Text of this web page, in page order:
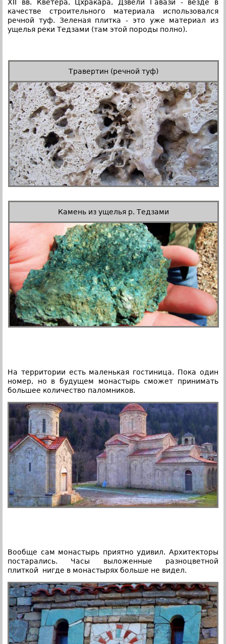
XII вв. Кветера, Цхракара, Дзвели Гавази - везде в
качестве строительного материала использовался
речной туф. Зеленая плитка - это уже материал из
ущелья реки Тедзами (там этой породы полно).
Травертин (речной туф)
Камень из ущелья р. Тедзами
На территории есть маленькая гостиница. Пока один
номер, но в будущем монастырь сможет принимать
большее количество паломников.
Вообще сам монастырь приятно удивил. Архитекторы
постарались. Часы выложенные разноцветной
плиткой нигде в монастырях больше не видел.